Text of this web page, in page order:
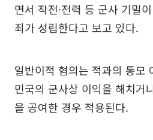
면서 작전·전력 등 군사 기밀
죄가 성립한다고 보고 있다.
일반이적 혐의는 적과의 통모
민국의 군사상 이익을 해치거
을 공여한 경우 적용된다.